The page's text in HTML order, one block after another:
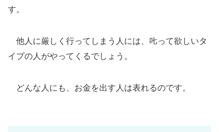
す。
他人に厳しく行ってしまう人には、𠮟って欲しいタ
イプの人がやってくるでしょう。
どんな人にも、お金を出す人は表れるのです。